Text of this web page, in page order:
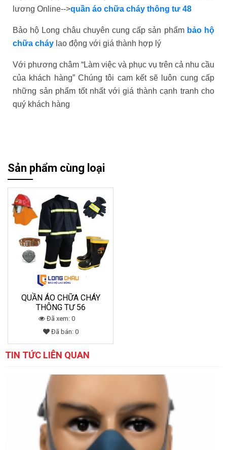
lương Online-->quần áo chữa cháy thông tư 48
Bảo hộ Long châu chuyên cung cấp sản phẩm bảo hộ
chữa cháy lao động với giá thành hợp lý
Với phương châm “Làm việc và phục vụ trên cả nhu cầu
của khách hàng” Chúng tôi cam kết sẽ luôn cung cấp
những sản phẩm tốt nhất với giá thành cạnh tranh cho
quý khách hàng
Sản phẩm cùng loại
QUẦN ÁO CHỮA CHÁY
THÔNG TƯ 56
Đã xem: 0
Đã bán: 0
TIN TỨC LIÊN QUAN